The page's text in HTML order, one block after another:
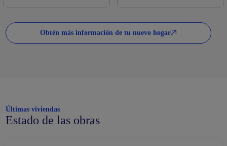
Obtén más información de tu nuevo hogar
Últimas viviendas
Estado de las obras